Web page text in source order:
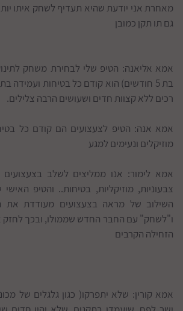
מאחרת אני יודעת שהיא תעדיף לשחק איתו
גם תו תקן כמובן
אמא אליאנה: הטיפ שלי לבחירת משחק
בת 5 חודשים) הוא קודם כל בטיחות ועמידה
רכים ללא קצוות חדים ושעושים הרבה צלילים.
אמא אנה: הטיפ לצעצועים הם קודם כל
מוזיקלים ונעימים למגע
אמא לימור: אנו ממליצים לשלב בצעצועים
צבעוניות, מוזיקליות, בטיחות.. והטיפ
השילוב של מראה בצעצועים מעודדת את
ו"לשחק" עם החבר החדש שממולו, ובכך לחזק
הזחילה הקרבים
אמא קורין: שלא יתפרקו( כגון גלגלים של